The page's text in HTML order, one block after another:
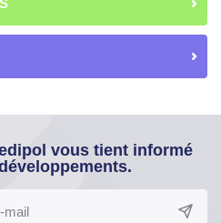
vous tient informé